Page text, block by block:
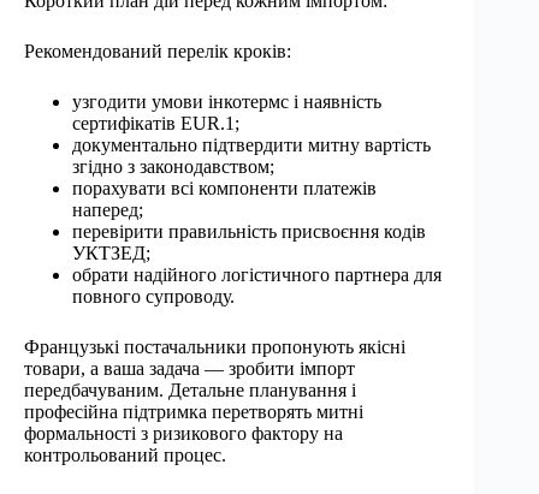
Рекомендований перелік кроків:
узгодити умови інкотермс і наявність
сертифікатів EUR.1;
документально підтвердити митну вартість
згідно з законодавством;
порахувати всі компоненти платежів
наперед;
перевірити правильність присвоєння кодів
УКТЗЕД;
обрати надійного логістичного партнера для
повного супроводу.
Французькі постачальники пропонують якісні
товари, а ваша задача — зробити імпорт
передбачуваним. Детальне планування і
професійна підтримка перетворять митні
формальності з ризикового фактору на
контрольований процес.